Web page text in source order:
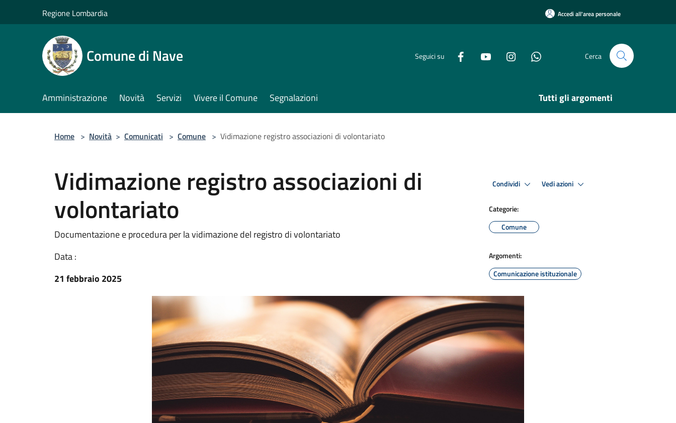
Regione Lombardia Accedi all'area personale
Comune di Nave Seguici su Cerca
Amministrazione Novità Servizi Vivere il Comune Segnalazioni Tutti gli argomenti
Home > Novità > Comunicati > Comune > Vidimazione registro associazioni di volontariato
Vidimazione registro associazioni di
volontariato
Documentazione e procedura per la vidimazione del registro di volontariato
Data :
21 febbraio 2025
Condividi Vedi azioni
Categorie:
Comune
Argomenti:
Comunicazione istituzionale